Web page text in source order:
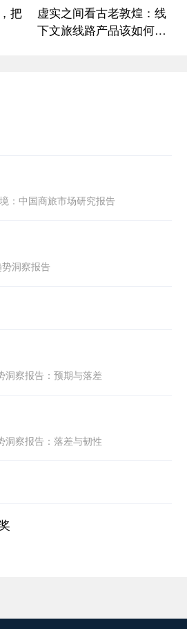
把
虚实之间看古老敦煌：线
下文旅线路产品该如何设
：中国商旅市场研究报告
洞察报告
洞察报告：预期与落差
洞察报告：落差与韧性